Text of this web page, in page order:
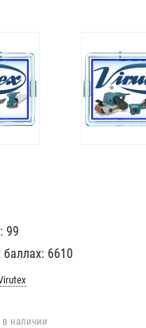
99
6610
в наличии